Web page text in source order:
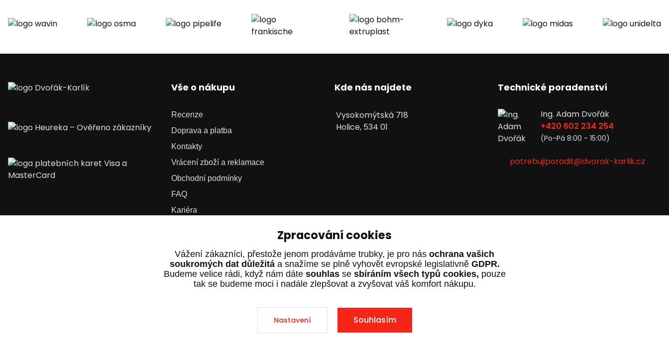
Vše o nákupu
Recenze
Doprava a platba
Kontakty
Vrácení zboží a reklamace
Obchodní podmínky
FAQ
Kariéra
Kde nás najdete
Vysokomýtská 718
Holice, 534 01
Technické poradenství
Ing. Adam Dvořák
+420 602 234 254
(Po-Pá 8:00 - 15:00)
potrebujiporadit@dvorak-karlik.cz
EmpireDesign
Zpracování cookies
Vážení zákazníci, přestože jenom prodáváme trubky, je pro nás ochrana vašich
soukromých dat důležitáa snažíme se plně vyhovět evropské legislativně GDPR.
Budeme velice rádi, když nám dáte souhlasse sbíráním všech typů cookies, pouze
tak se budeme moci i nadále zlepšovat a zvyšovat váš komfort nákupu.
Nastavení Souhlasím